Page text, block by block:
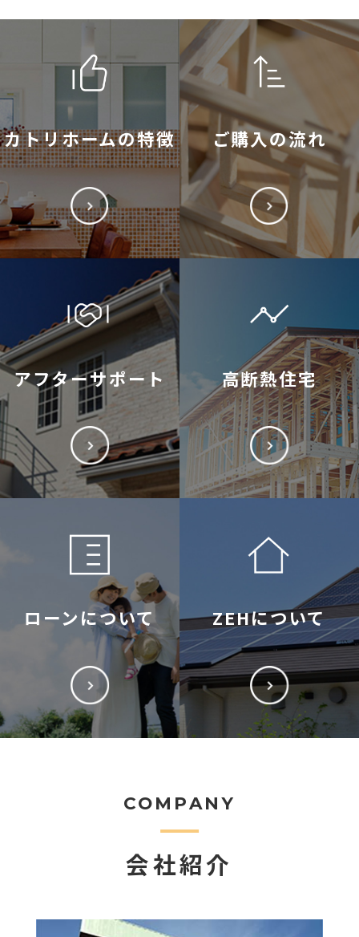
カトリホームの特徴 ご購入の流れ
アフターサポート 高断熱住宅
ローンについて ZEHについて
COMPANY
会社紹介